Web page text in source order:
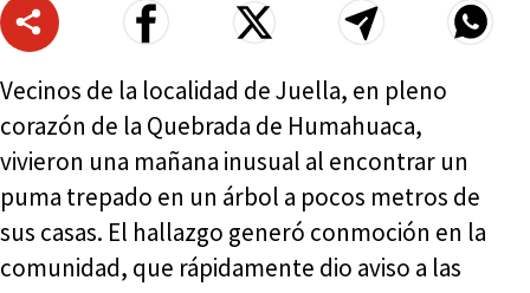
Vecinos de la localidad de Juella, en pleno
corazón de la Quebrada de Humahuaca,
vivieron una mañana inusual al encontrar un
puma trepado en un árbol a pocos metros de
sus casas. El hallazgo generó conmoción en la
comunidad, que rápidamente dio aviso a las